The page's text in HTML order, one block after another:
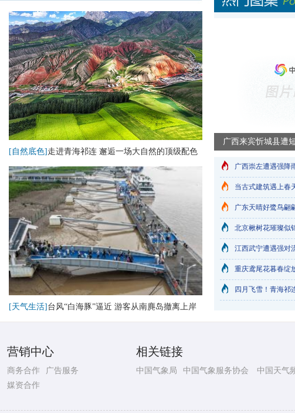
[自然底色] 走进青海祁连 邂逅一场大自然的顶级配色
[天气生活] 台风“白海豚”逼近 游客从南麂岛撤离上岸
广西来宾忻城县遭
烟台天气一天三变
广西崇左遭遇强降
当古式建筑遇上春
广东天晴好鹭鸟翩
北京楸树花璀璨似
江西武宁遭遇强对
重庆鸢尾花暮春绽
四月飞雪！青海祁
营销中心
商务合作
广告服务
媒资合作
相关链接
中国气象局 中国气象服务协会 中国天气